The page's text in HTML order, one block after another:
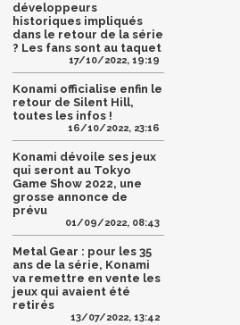
développeurs
historiques impliqués
dans le retour de la série
? Les fans sont au taquet
17/10/2022, 19:19
Konami officialise enfin le
retour de Silent Hill,
toutes les infos !
16/10/2022, 23:16
Konami dévoile ses jeux
qui seront au Tokyo
Game Show 2022, une
grosse annonce de
prévu
01/09/2022, 08:43
Metal Gear : pour les 35
ans de la série, Konami
va remettre en vente les
jeux qui avaient été
retirés
13/07/2022, 13:42